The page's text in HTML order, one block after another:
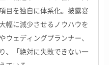
目を独自に体系化。披露宴
幅に減少させるノウハウを
ウェディングプランナー、
、「絶対に失敗できない一